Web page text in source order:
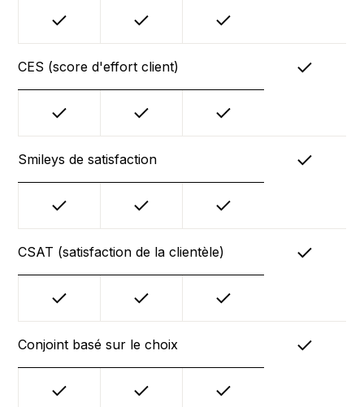
CES (score d'effort client)
Smileys de satisfaction
CSAT (satisfaction de la clientèle)
Conjoint basé sur le choix